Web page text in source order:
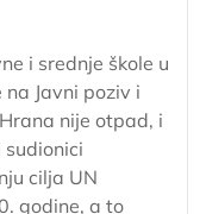
i srednje škole u
Javni poziv i
nije otpad, i
cilja UN
godine, a to